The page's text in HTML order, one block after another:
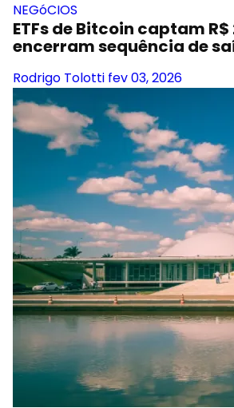
NEGóCIOS
ETFs de Bitcoin captam R$
encerram sequência de
Rodrigo Tolotti fev 03, 2026